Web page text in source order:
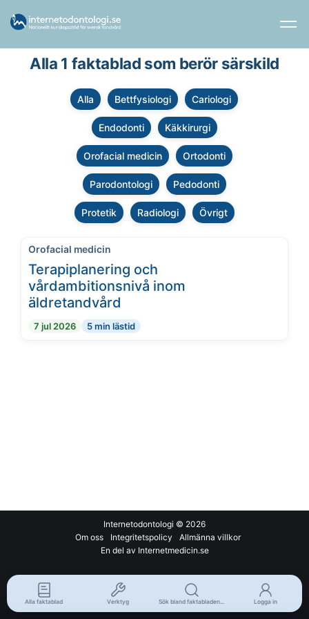
Alla 1 faktablad som berör särskild
Alla Bettfysiologi Cariologi
Endodonti Käkkirurgi
Orofacial medicin Ortodonti
Parodontologi Pedodonti
Protetik Radiologi Övrigt
Orofacial medicin
Terapiplanering och
vårdambitionsnivå inom
äldretandvård
7 jul 2026 5 min lästid
Internetodontologi © 2026
Om oss
Integritetspolicy
Allmänna villkor
En del av Internetmedicin.se
Alla faktablad Verktyg Sök bland faktabladen... Logga in